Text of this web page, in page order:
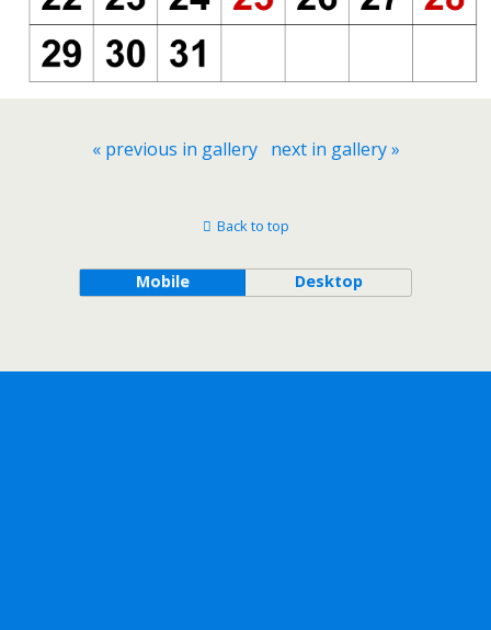
« previous in gallery next in gallery »
Back to top
Mobile Desktop